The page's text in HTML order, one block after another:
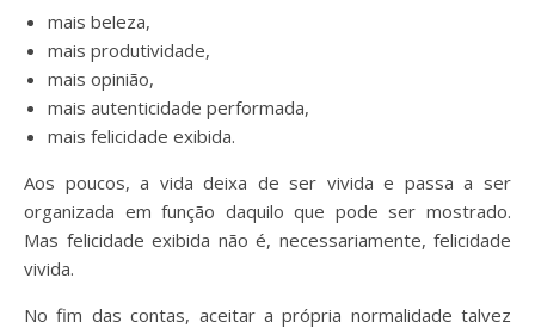
mais beleza,
mais produtividade,
mais opinião,
mais autenticidade performada,
mais felicidade exibida.
Aos poucos, a vida deixa de ser vivida e passa a ser
organizada em função daquilo que pode ser mostrado.
Mas felicidade exibida não é, necessariamente, felicidade
vivida.
No fim das contas, aceitar a própria normalidade talvez